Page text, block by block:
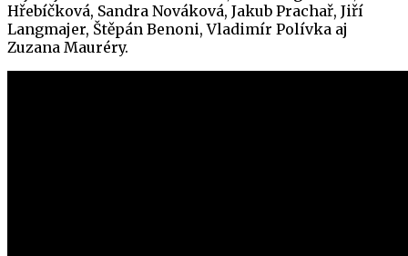
Hřebíčková, Sandra Nováková, Jakub Prachař, Jiří
Langmajer, Štěpán Benoni, Vladimír Polívka aj
Zuzana Mauréry.